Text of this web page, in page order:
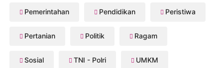
Pemerintahan Pendidikan Peristiwa
Pertanian Politik Ragam
Sosial TNI - Polri UMKM